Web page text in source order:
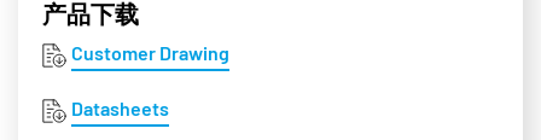
产品下载
Customer Drawing
Datasheets